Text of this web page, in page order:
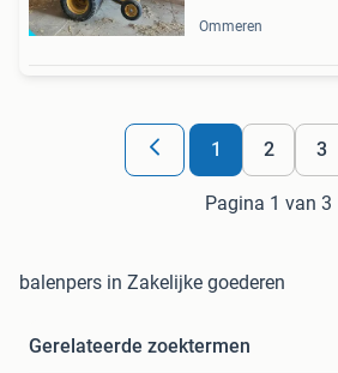
Ommeren
1 2 3
Pagina 1 van 3
balenpers in Zakelijke goederen
Gerelateerde zoektermen